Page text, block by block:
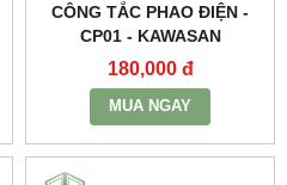
CÔNG TẮC PHAO ĐIỆN -
CP01 - KAWASAN
180,000 đ
MUA NGAY